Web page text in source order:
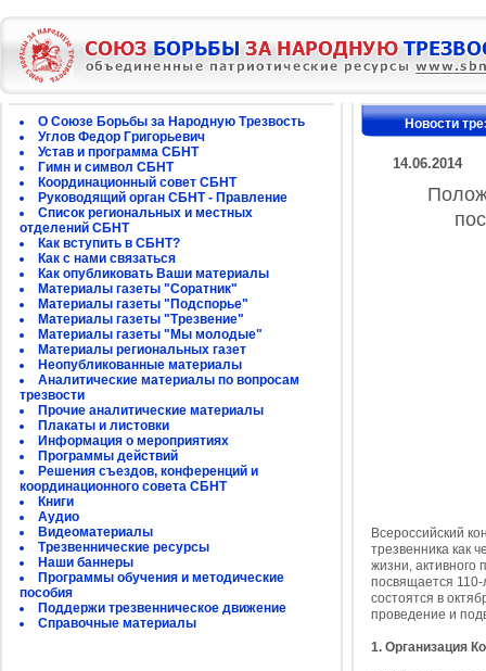
О Союзе Борьбы за Народную Трезвость
Углов Федор Григорьевич
Устав и программа СБНТ
Гимн и символ СБНТ
Координационный совет СБНТ
Руководящий орган СБНТ - Правление
Список региональных и местных
отделений СБНТ
Как вступить в СБНТ?
Как с нами связаться
Как опубликовать Ваши материалы
Материалы газеты "Соратник"
Материалы газеты "Подспорье"
Материалы газеты "Трезвение"
Материалы газеты "Мы молодые"
Материалы региональных газет
Неопубликованные материалы
Аналитические материалы по вопросам
трезвости
Прочие аналитические материалы
Плакаты и листовки
Информация о мероприятиях
Программы действий
Решения съездов, конференций и
координационного совета СБНТ
Книги
Аудио
Видеоматериалы
Трезвеннические ресурсы
Наши баннеры
Программы обучения и методические
пособия
Поддержи трезвенническое движение
Справочные материалы
Новости
14.06.2014
Всероссийский
трезвенника как
жизни, активного
посвящается 110-
состоятся в
проведение и
1. Организация